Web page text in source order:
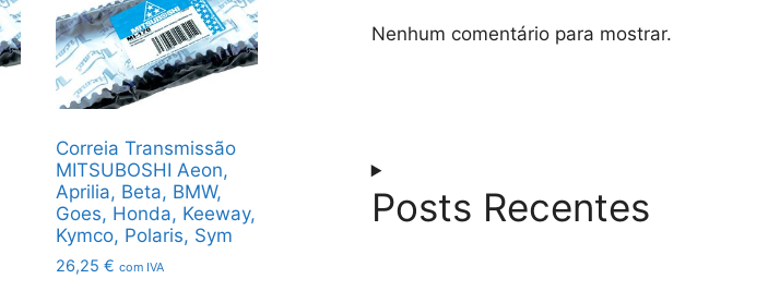
Correia Transmissão
MITSUBOSHI Aeon,
Aprilia, Beta, BMW,
Goes, Honda, Keeway,
Kymco, Polaris, Sym
26,25 € com IVA
Nenhum comentário para mostrar.
Posts Recentes